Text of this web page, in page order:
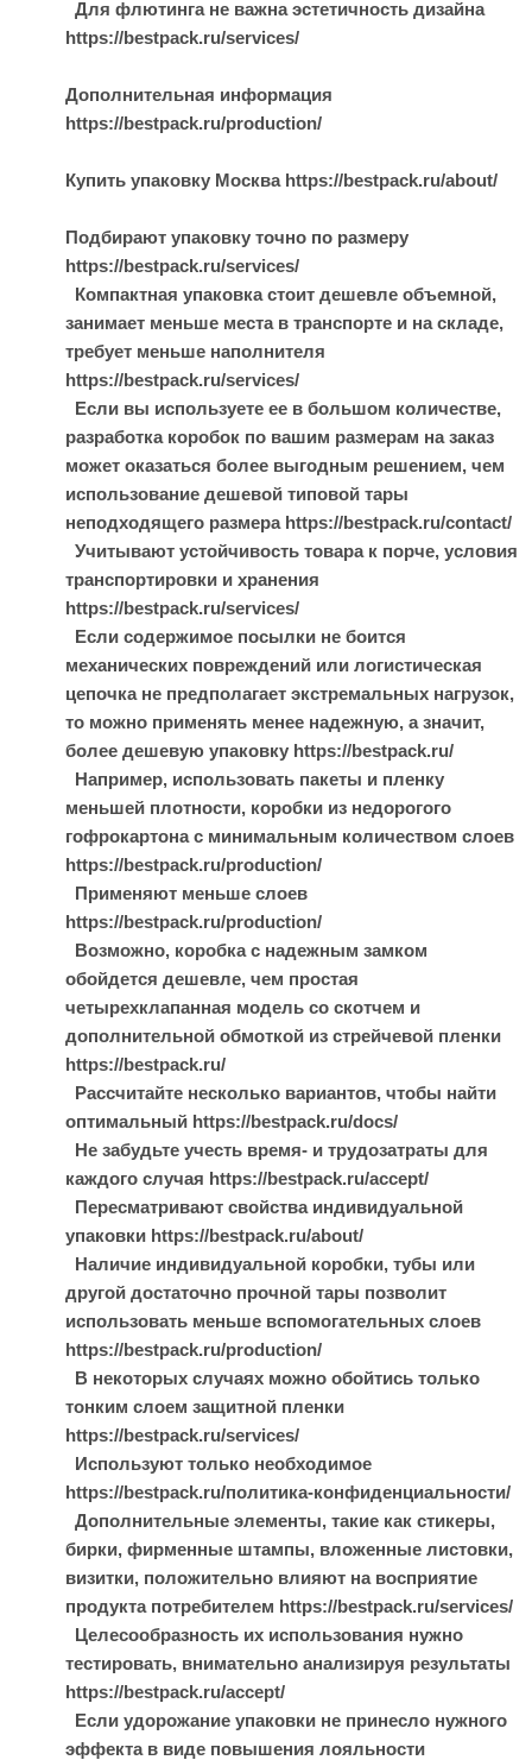
Для флютинга не важна эстетичность дизайна
https://bestpack.ru/services/
Дополнительная информация
https://bestpack.ru/production/
Купить упаковку Москва https://bestpack.ru/about/
Подбирают упаковку точно по размеру
https://bestpack.ru/services/
Компактная упаковка стоит дешевле объемной,
занимает меньше места в транспорте и на складе,
требует меньше наполнителя
https://bestpack.ru/services/
Если вы используете ее в большом количестве,
разработка коробок по вашим размерам на заказ
может оказаться более выгодным решением, чем
использование дешевой типовой тары
неподходящего размера https://bestpack.ru/contact/
Учитывают устойчивость товара к порче, условия
транспортировки и хранения
https://bestpack.ru/services/
Если содержимое посылки не боится
механических повреждений или логистическая
цепочка не предполагает экстремальных нагрузок,
то можно применять менее надежную, а значит,
более дешевую упаковку https://bestpack.ru/
Например, использовать пакеты и пленку
меньшей плотности, коробки из недорогого
гофрокартона с минимальным количеством слоев
https://bestpack.ru/production/
Применяют меньше слоев
https://bestpack.ru/production/
Возможно, коробка с надежным замком
обойдется дешевле, чем простая
четырехклапанная модель со скотчем и
дополнительной обмоткой из стрейчевой пленки
https://bestpack.ru/
Рассчитайте несколько вариантов, чтобы найти
оптимальный https://bestpack.ru/docs/
Не забудьте учесть время- и трудозатраты для
каждого случая https://bestpack.ru/accept/
Пересматривают свойства индивидуальной
упаковки https://bestpack.ru/about/
Наличие индивидуальной коробки, тубы или
другой достаточно прочной тары позволит
использовать меньше вспомогательных слоев
https://bestpack.ru/production/
В некоторых случаях можно обойтись только
тонким слоем защитной пленки
https://bestpack.ru/services/
Используют только необходимое
https://bestpack.ru/политика-конфиденциальности/
Дополнительные элементы, такие как стикеры,
бирки, фирменные штампы, вложенные листовки,
визитки, положительно влияют на восприятие
продукта потребителем https://bestpack.ru/services/
Целесообразность их использования нужно
тестировать, внимательно анализируя результаты
https://bestpack.ru/accept/
Если удорожание упаковки не принесло нужного
эффекта в виде повышения лояльности